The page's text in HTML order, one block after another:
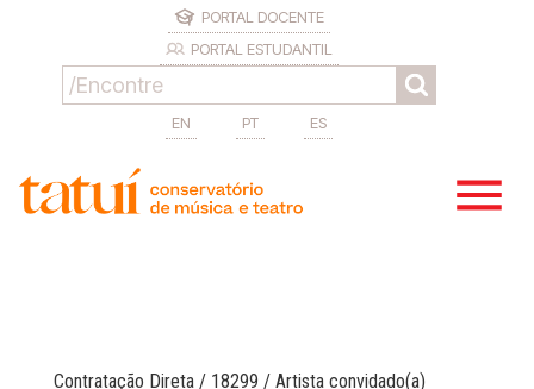
PORTAL DOCENTE
PORTAL ESTUDANTIL
EN PT ES
Contratação Direta / 18299 / Artista convidado(a)